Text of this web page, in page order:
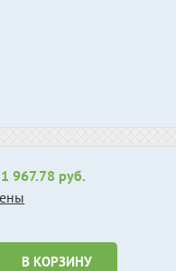
1 967.78 руб.
В КОРЗИНУ